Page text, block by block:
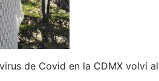
de Covid en la CDMX volví al